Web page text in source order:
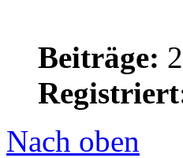
Beiträge:
Nach oben